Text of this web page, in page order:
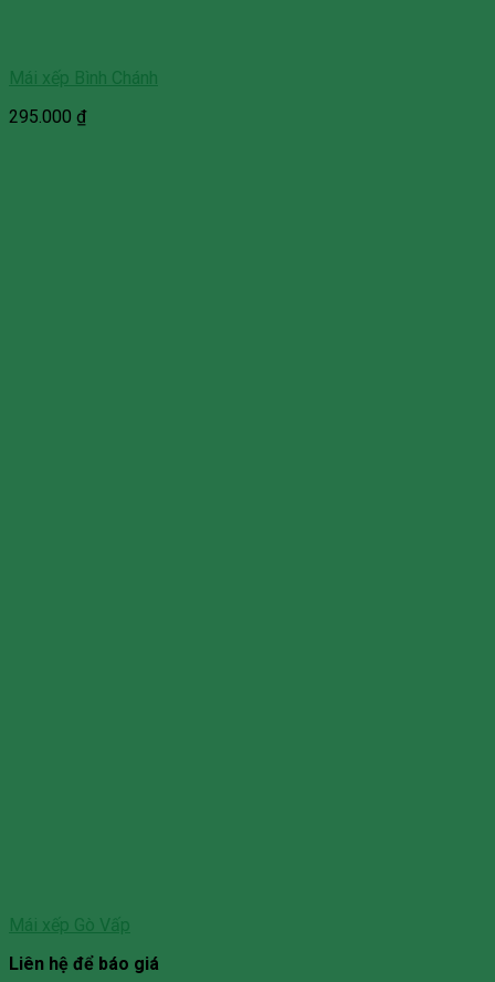
Mái xếp Bình Chánh
295.000 ₫
Mái xếp Gò Vấp
Liên hệ để báo giá